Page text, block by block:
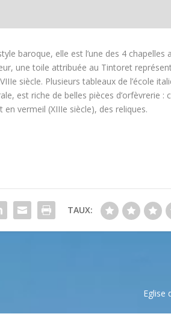
baroque, elle est l’une des 4 chapelles
une toile attribuée au Tintoret
siècle. Plusieurs tableaux de l’école
est riche de belles pièces d’orfèvrerie :
vermeil (XIIIe siècle), des reliques.
TAUX:
Eglise